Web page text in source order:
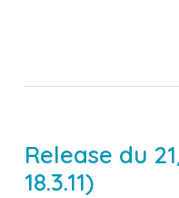
Release du
18.3.11)